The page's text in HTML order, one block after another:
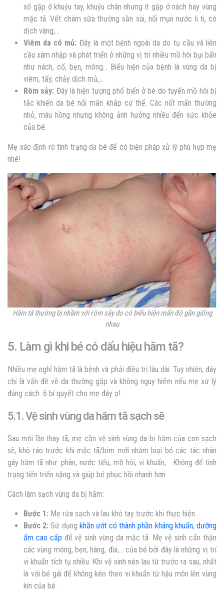
số gặp ở khuỷu tay, khuỷu chân nhưng ít gặp ở nách hay vùng
mặc tã. Vết chàm sữa thường sần sùi, nổi mụn nước li ti, có
dịch vàng,…
Viêm da có mủ: Đây là một bệnh ngoài da do tụ cầu và liên
cầu xâm nhập và phát triển ở những vị trí nhiều mồ hôi bụi bẩn
như nách, cổ, bẹn, mông… Biểu hiện của bệnh là vùng da bị
viêm, tấy, chảy dịch mủ,…
Rôm sảy: Đây là hiện tượng phổ biến ở bé do tuyến mồ hôi bị
tắc khiến da bé nổi mẩn khắp cơ thể. Các nốt mẩn thường
nhỏ, màu hồng nhưng không ảnh hưởng nhiều đến sức khỏe
của bé.
Mẹ xác định rõ tình trạng da bé để có biện pháp xử lý phù hợp mẹ
nhé!
Hăm tã thường bị nhầm với rôm sảy do có biểu hiện mẩn đỏ gần giống
nhau
5. Làm gì khi bé có dấu hiệu hăm tã?
Nhiều mẹ nghĩ hăm tã là bệnh và phải điều trị lâu dài. Tuy nhiên, đây
chỉ là vấn đề về da thường gặp và không nguy hiểm nếu mẹ xử lý
đúng cách. 6 bí quyết cho mẹ đây ạ!
5.1. Vệ sinh vùng da hăm tã sạch sẽ
Sau mỗi lần thay tã, mẹ cần vệ sinh vùng da bị hăm của con sạch
sẽ, khô ráo trước khi mặc tã/bỉm mới nhằm loại bỏ các tác nhân
gây hăm tã như: phân, nước tiểu, mồ hôi, vi khuẩn,… Không để tình
trạng tiến triển nặng và giúp bé phục hồi nhanh hơn.
Cách làm sạch vùng da bị hăm:
Bước 1: Mẹ rửa sạch và lau khô tay trước khi thực hiện
Bước 2: Sử dụng khăn ướt có thành phần kháng khuẩn, dưỡng
ẩm cao cấp để vệ sinh vùng da mặc tã. Mẹ vệ sinh cẩn thận
các vùng mông, bẹn, háng, đùi,… của bé bởi đây là những vị trí
vi khuẩn tích tụ nhiều. Khi vệ sinh nên lau từ trước ra sau, nhất
là với bé gái để không kéo theo vi khuẩn từ hậu môn lên vùng
kín của bé.